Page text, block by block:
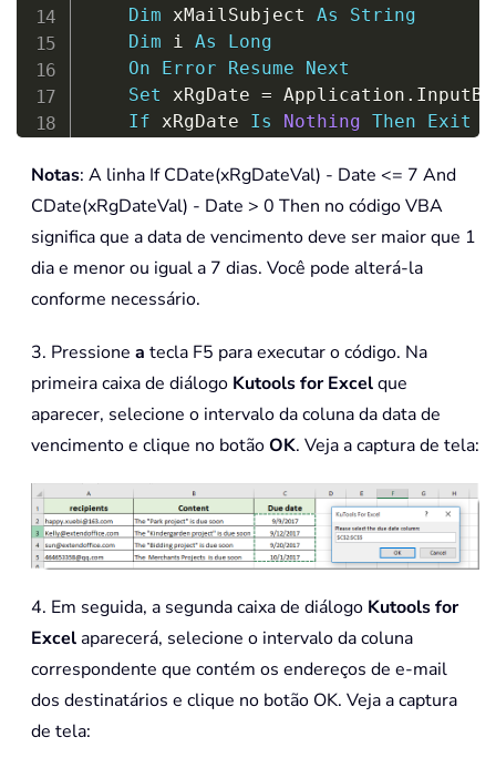
Dim xMailSubject As
String
Dim i As
Long
On
Error Resume
Next
Set xRgDate = Application .
If xRgDate Is Nothing Then Exit
If xRgSend Is Nothing Then Exit
Set xRgText = Application .
xRgText Is Nothing Then Exit
Set xRgDate = xRgDate(1)
Set xRgSend
Set xOutApp = CreateObject(
For i = 1 To xLastRow
        xRgDateVal
= ""
        xRgDateVal
= xRgDate.Offset(
If CDate(xRgDateVal) - Date
            xRgSendVal
= xRgSend .
            xMailSubject
= xRgText
            vbCrLf
= "<br><br>"
            xMailBody
=
            xMailBody
xMailBody
            xMailBody
            xMailBody
= xMailBody
Set xMailItem = xOutApp
Notas: A linha If CDate(xRgDateVal) - Date <= 7 And
CDate(xRgDateVal) - Date > 0 Then no código VBA
significa que a data de vencimento deve ser maior que 1
dia e menor ou igual a 7 dias. Você pode alterá-la
conforme necessário.
3. Pressione a tecla F5 para executar o código. Na
primeira caixa de diálogo Kutools for Excelque
aparecer, selecione o intervalo da coluna da data de
vencimento e clique no botãoOK. Veja a captura de tela:
4. Em seguida, a segunda caixa de diálogo Kutools for
Excelaparecerá, selecione o intervalo da coluna
correspondente que contém os endereços de e-mail
dos destinatários e clique no botão OK. Veja a captura
de tela: